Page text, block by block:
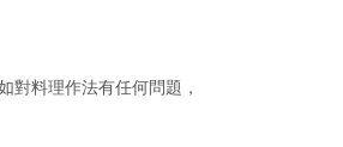
對料理作法有任何問題，